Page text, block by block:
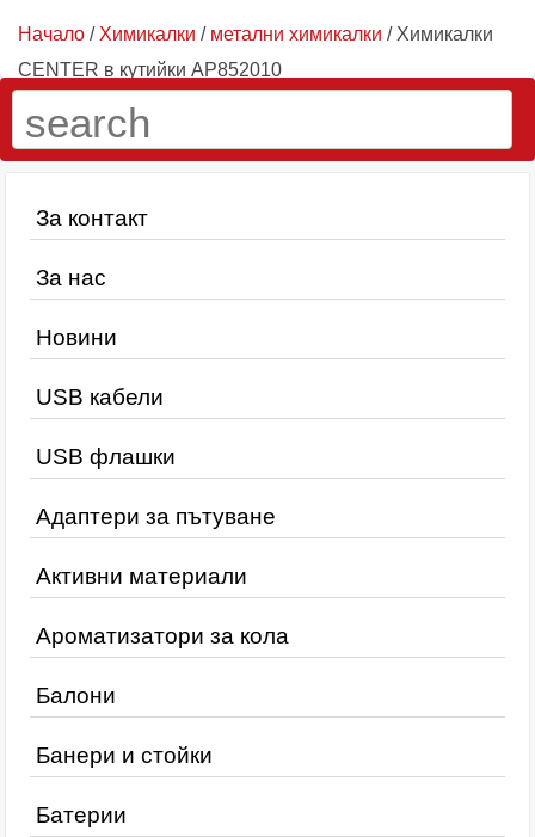
Начало / Химикалки / метални химикалки / Химикалки
CENTER в кутийки AP852010
За контакт
За нас
Новини
USB кабели
USB флашки
Адаптери за пътуване
Активни материали
Ароматизатори за кола
Балони
Банери и стойки
Батерии